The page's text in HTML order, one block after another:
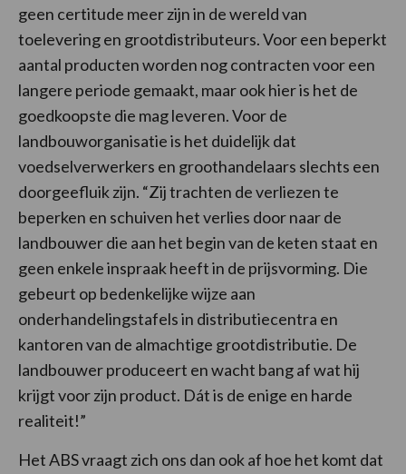
geen certitude meer zijn in de wereld van
toelevering en grootdistributeurs. Voor een beperkt
aantal producten worden nog contracten voor een
langere periode gemaakt, maar ook hier is het de
goedkoopste die mag leveren. Voor de
landbouworganisatie is het duidelijk dat
voedselverwerkers en groothandelaars slechts een
doorgeefluik zijn. “Zij trachten de verliezen te
beperken en schuiven het verlies door naar de
landbouwer die aan het begin van de keten staat en
geen enkele inspraak heeft in de prijsvorming. Die
gebeurt op bedenkelijke wijze aan
onderhandelingstafels in distributiecentra en
kantoren van de almachtige grootdistributie. De
landbouwer produceert en wacht bang af wat hij
krijgt voor zijn product. Dát is de enige en harde
realiteit!”
Het ABS vraagt zich ons dan ook af hoe het komt dat